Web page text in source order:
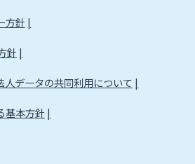
方針
針
人データの共同利用について
基本方針